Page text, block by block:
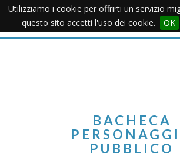
Utilizziamo i cookie per offrirti un servizio
questo sito accetti l'uso dei cookie.
OK
BACHECA
PUBBLICO